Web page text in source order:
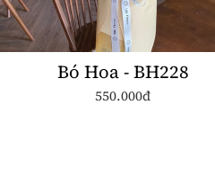
Bó Hoa - BH228
550.000đ